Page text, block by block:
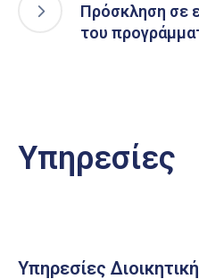
Πρόσκληση σε
του
Υπηρεσίες
Υπηρεσίες